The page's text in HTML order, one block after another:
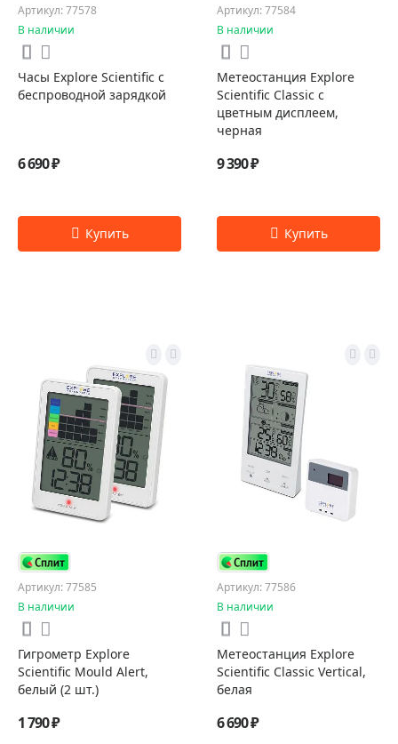
Артикул: 77578
В наличии
Часы Explore Scientific с
беспроводной зарядкой
6 690 ₽
Артикул: 77584
В наличии
Метеостанция Explore
Scientific Classic с
цветным дисплеем,
черная
9 390 ₽
Артикул: 77585
В наличии
Гигрометр Explore
Scientific Mould Alert,
белый (2 шт.)
1 790 ₽
Артикул: 77586
В наличии
Метеостанция Explore
Scientific Classic Vertical,
белая
6 690 ₽